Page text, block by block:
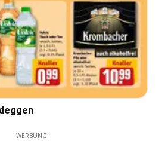
WERBUNG